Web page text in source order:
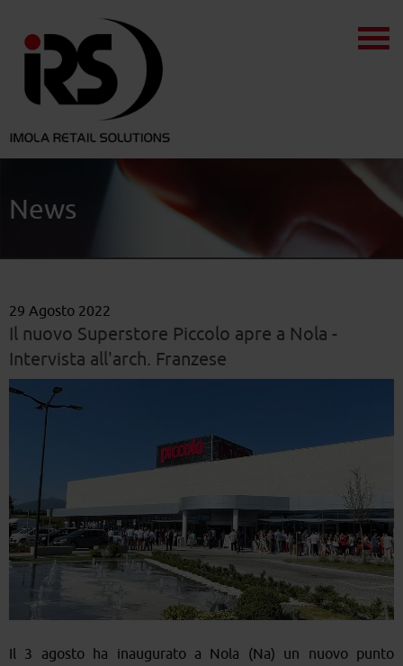
News
29 Agosto 2022
Il nuovo Superstore Piccolo apre a Nola -
Intervista all'arch. Franzese
Il 3 agosto ha inaugurato a Nola (Na) un nuovo punto